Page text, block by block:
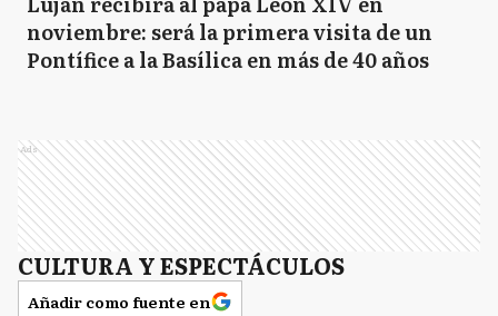
noviembre: será la primera visita de un
Pontífice a la Basílica en más de 40 años
Ads
CULTURA Y ESPECTÁCULOS
Añadir como fuente en